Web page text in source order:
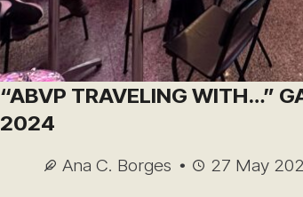
“ABVP TRAVELING WITH…”
2024
Ana C. Borges 27 May